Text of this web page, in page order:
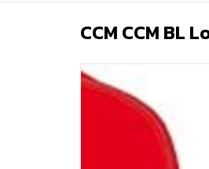
CCM CCM BL